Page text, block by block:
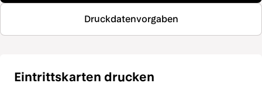
Druckdatenvorgaben
Eintrittskarten drucken